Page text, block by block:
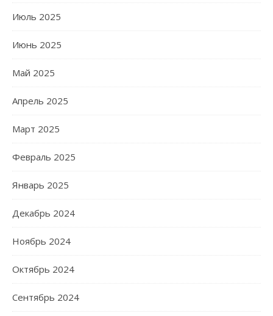
Июль 2025
Июнь 2025
Май 2025
Апрель 2025
Март 2025
Февраль 2025
Январь 2025
Декабрь 2024
Ноябрь 2024
Октябрь 2024
Сентябрь 2024